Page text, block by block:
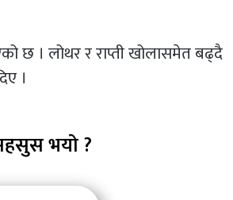
छ । लोथर र राप्ती खोलासमेत बढ्दै
।
भयो ?